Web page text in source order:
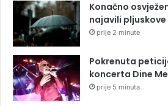
Konačno
najavili pljuskove
prije 2 minute
Pokrenuta
koncerta Dine
prije 5 minuta